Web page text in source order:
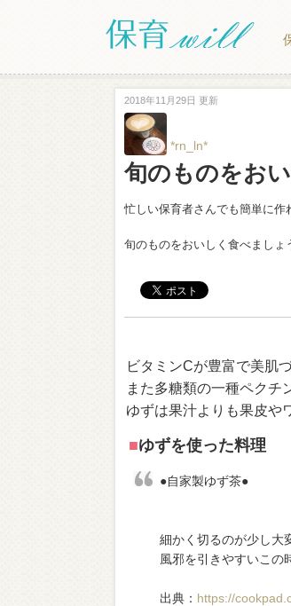
2018年11月29日 更新
*rn_ln*
旬のものをお
忙しい保育者さんでも簡単に作
旬のものをおいしく食べましょ
ビタミンCが豊富で美肌
また多糖類の一種ペクチ
ゆずは果汁よりも果皮や
■ゆずを使った料理
●自家製ゆず茶●
細かく切るのが少し大
風邪を引きやすいこの
出典： https://